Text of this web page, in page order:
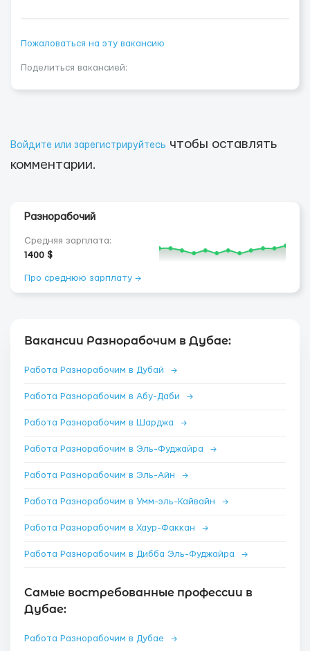
Пожаловаться на эту вакансию
Поделиться вакансией:
Войдите или зарегистрируйтесь чтобы оставлять
комментарии.
Разнорабочий
Средняя зарплата:
1400 $
Про среднюю зарплату →
Вакансии Разнорабочим в Дубае:
Работа Разнорабочим в Дубай →
Работа Разнорабочим в Абу-Даби →
Работа Разнорабочим в Шарджа →
Работа Разнорабочим в Эль-Фуджайра →
Работа Разнорабочим в Эль-Айн →
Работа Разнорабочим в Умм-эль-Кайвайн →
Работа Разнорабочим в Хаур-Факкан →
Работа Разнорабочим в Дибба Эль-Фуджайра →
Самые востребованные профессии в
Дубае:
Работа Разнорабочим в Дубае →